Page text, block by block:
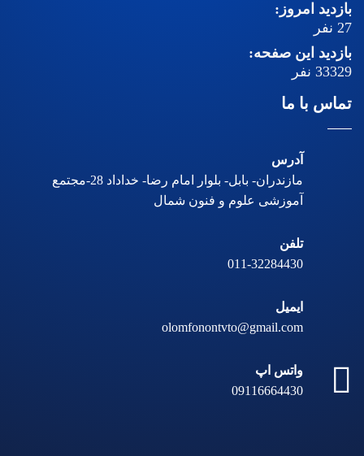
بازدید امروز:
27 نفر
بازدید این صفحه:
33329 نفر
تماس با ما
آدرس
مازندران- بابل- بلوار امام رضا- خداداد 28-مجتمع
آموزشی علوم و فنون شمال
تلفن
011-32284430
ایمیل
olomfonontvto@gmail.com
واتس اپ
09116664430